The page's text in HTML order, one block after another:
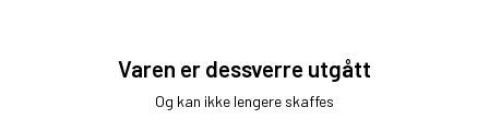
Varen er dessverre utgått
Og kan ikke lengere skaffes